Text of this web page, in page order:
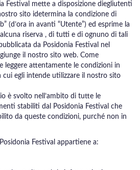
Festival mette a disposizione diegliutenti
sito idetermina la condizione di
(d’ora in avanti “Utente”) ed esprime la
riserva , di tutti e di ognuno di tali
da Posidonia Festival nel
il nostro sito web. Come
leggere attentamente le condizioni in
cui egli intende utilizzare il nostro sito
è svolto nell’ambito di tutte le
stabiliti dal Posidonia Festival che
da queste condizioni, purché non in
Festival appartiene a: